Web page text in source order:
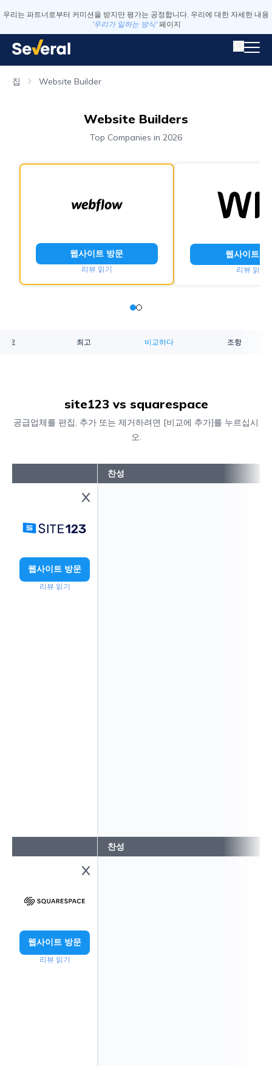
우리는 파트너로부터 커미션을 받지만 평가는 공정합니다. 우리에 대한 자세한 내용
'우리가 일하는 방식' 페이지
집 Website Builder
Website Builders
Top Companies in 2026
웹사이트 방문
리뷰 읽기
웹사이트 방
리뷰 읽기
개요 최고 비교하다 조항
site123 vs squarespace
공급업체를 편집, 추가 또는 제거하려면 [비교에 추가]를 누르십시
오.
웹사이트 방문
리뷰 읽기
웹사이트 방문
리뷰 읽기
찬성
찬성